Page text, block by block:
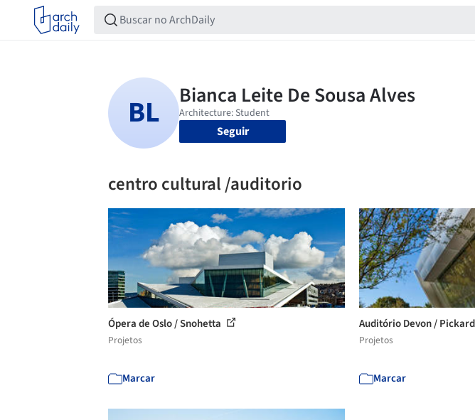
Seguir
centro cultural /auditorio
Ópera de Oslo / Snohetta
Projetos
Marcar
Auditório Devon /
Projetos
Marcar